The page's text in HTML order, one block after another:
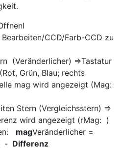
CCD/Farb-CCD zu
(Veränderlicher) =>Tastatur
Grün, Blau; rechts
mag wird angezeigt (Mag:
Stern (Vergleichsstern) =>
wird angezeigt (rMag: )
magVeränderlicher =
- Differenz